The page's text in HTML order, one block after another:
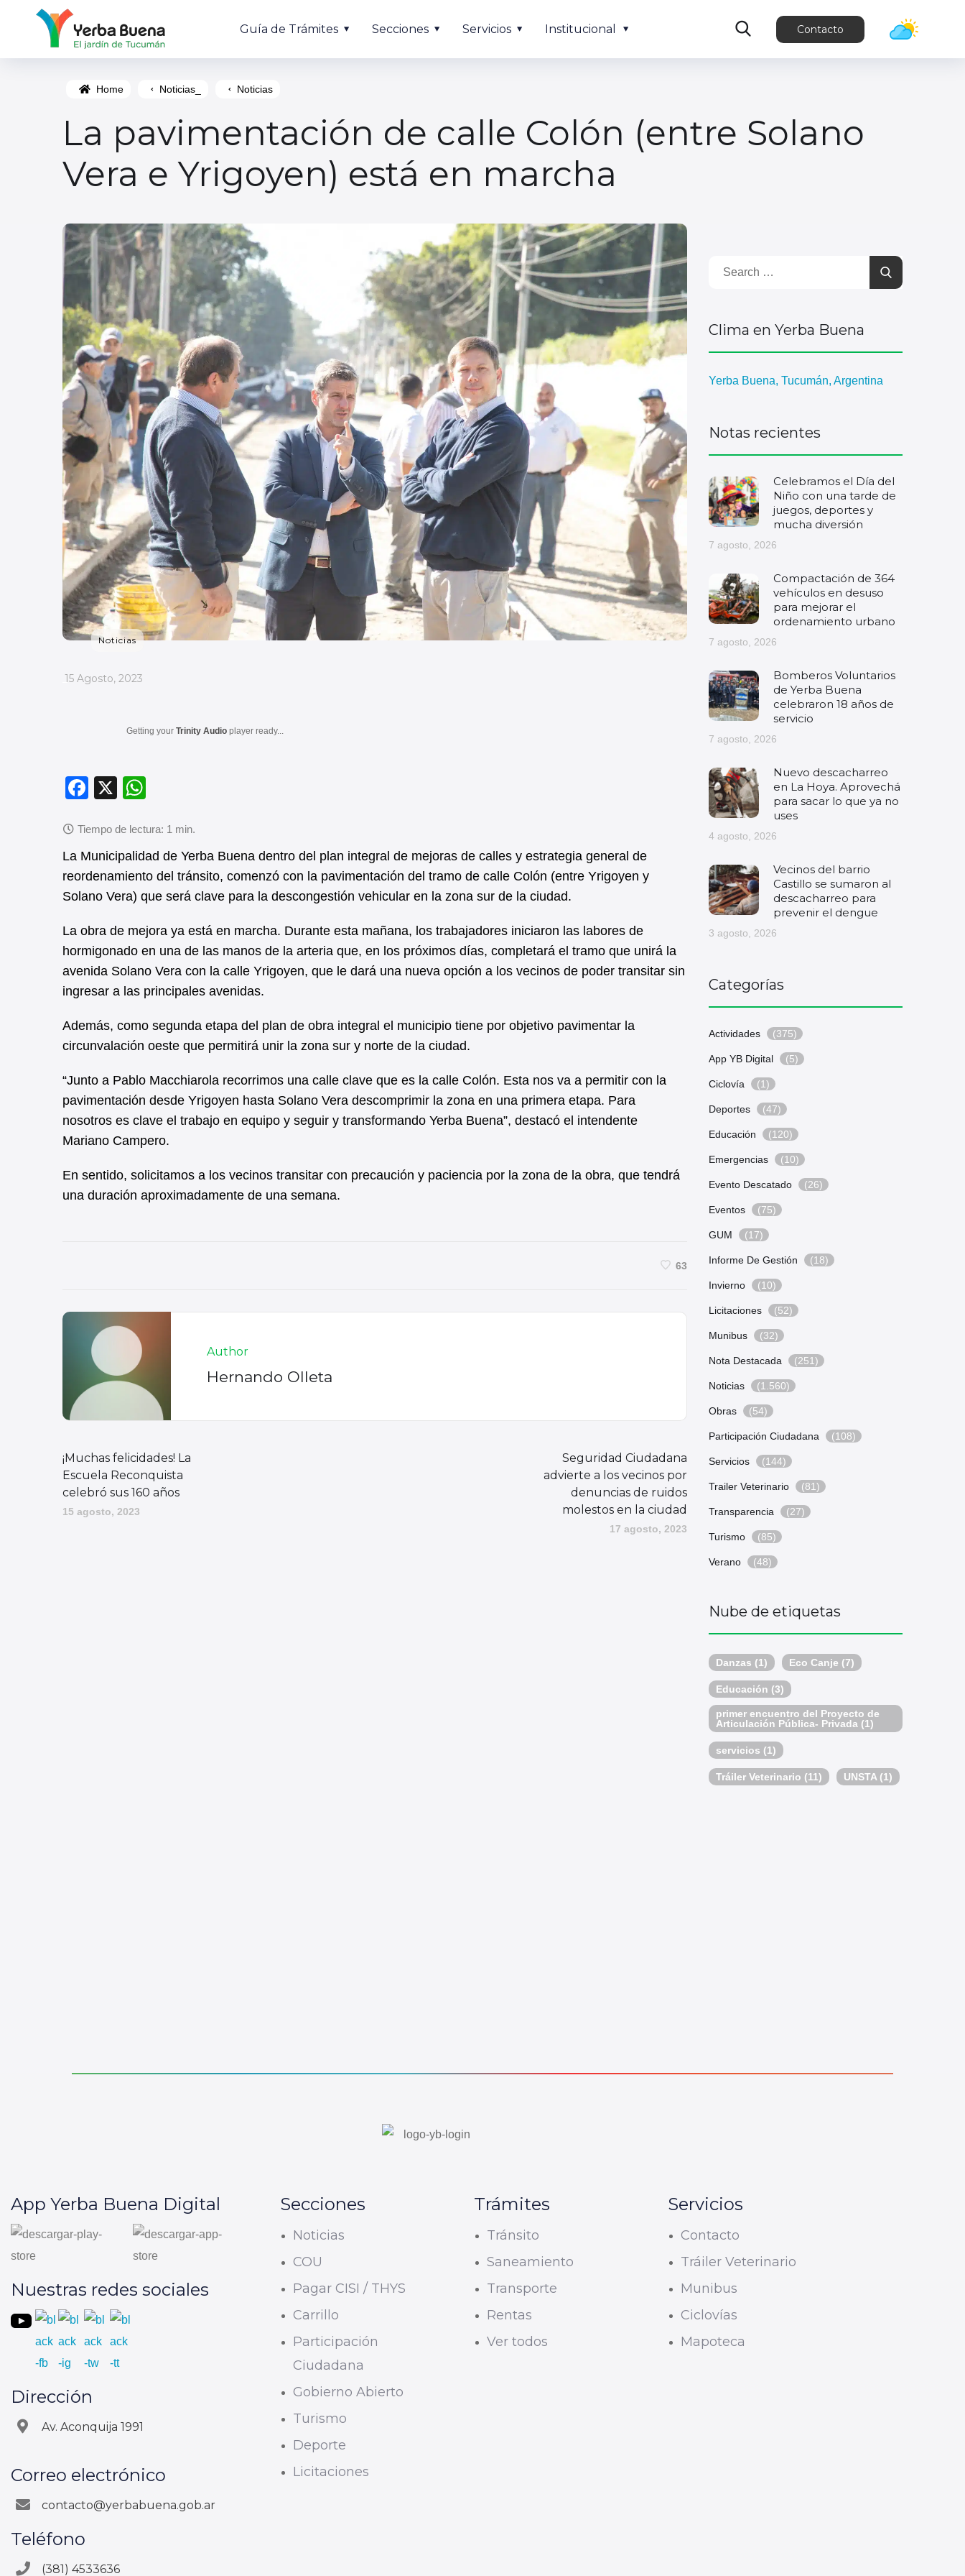
Guía de Trámites Secciones Servicios Institucional Contacto
Home Noticias_ Noticias
La pavimentación de calle Colón (entre Solano
Vera e Yrigoyen) está en marcha
Noticias
_
15 Agosto, 2023
Getting your Trinity Audio player ready...
F
c
e
b
o
o
k
X
at
s
A
p
p
La Municipalidad de Yerba Buena dentro del plan integral de mejoras de calles y estrategia general de
reordenamiento del tránsito, comenzó con la pavimentación del tramo de calle Colón (entre Yrigoyen y
Solano Vera) que será clave para la descongestión vehicular en la zona sur de la ciudad.
La obra de mejora ya está en marcha. Durante esta mañana, los trabajadores iniciaron las labores de
hormigonado en una de las manos de la arteria que, en los próximos días, completará el tramo que unirá la
avenida Solano Vera con la calle Yrigoyen, que le dará una nueva opción a los vecinos de poder transitar sin
ingresar a las principales avenidas.
Además, como segunda etapa del plan de obra integral el municipio tiene por objetivo pavimentar la
circunvalación oeste que permitirá unir la zona sur y norte de la ciudad.
“Junto a Pablo Macchiarola recorrimos una calle clave que es la calle Colón. Esta nos va a permitir con la
pavimentación desde Yrigoyen hasta Solano Vera descomprimir la zona en una primera etapa. Para
nosotros es clave el trabajo en equipo y seguir y transformando Yerba Buena”, destacó el intendente
Mariano Campero.
En sentido, solicitamos a los vecinos transitar con precaución y paciencia por la zona de la obra, que tendrá
una duración aproximadamente de una semana.
63
Author
Hernando Olleta
¡Muchas felicidades! La
Escuela Reconquista
celebró sus 160 años
15 agosto, 2023
Seguridad Ciudadana
advierte a los vecinos por
denuncias de ruidos
molestos en la ciudad
17 agosto, 2023
Clima en Yerba Buena
Yerba Buena, Tucumán, Argentina
Notas recientes
Celebramos el Día del
Niño con una tarde de
juegos, deportes y
mucha diversión
7 agosto, 2026
Compactación de 364
vehículos en desuso
para mejorar el
ordenamiento urbano
7 agosto, 2026
Bomberos Voluntarios
de Yerba Buena
celebraron 18 años de
servicio
7 agosto, 2026
Nuevo descacharreo
en La Hoya. Aprovechá
para sacar lo que ya no
uses
4 agosto, 2026
Vecinos del barrio
Castillo se sumaron al
descacharreo para
prevenir el dengue
3 agosto, 2026
Categorías
Actividades (375)
App YB Digital (5)
Ciclovía (1)
Deportes (47)
Educación (120)
Emergencias (10)
Evento Descatado (26)
Eventos (75)
GUM (17)
Informe De Gestión (18)
Invierno (10)
Licitaciones (52)
Munibus (32)
Nota Destacada (251)
Noticias (1.560)
Obras (54)
Participación Ciudadana (108)
Servicios (144)
Trailer Veterinario (81)
Transparencia (27)
Turismo (85)
Verano (48)
Nube de etiquetas
Danzas (1) Eco Canje (7)
Educación (3)
primer encuentro del Proyecto de
Articulación Pública- Privada (1)
servicios (1)
Tráiler Veterinario (11) UNSTA (1)
App Yerba Buena Digital
Nuestras redes sociales
Dirección
Av. Aconquija 1991
Correo electrónico
contacto@yerbabuena.gob.ar
Teléfono
(381) 4533636
Secciones
Noticias
COU
Pagar CISI / THYS
Carrillo
Participación
Ciudadana
Gobierno Abierto
Turismo
Deporte
Licitaciones
Trámites
Tránsito
Saneamiento
Transporte
Rentas
Ver todos
Servicios
Contacto
Tráiler Veterinario
Munibus
Ciclovías
Mapoteca